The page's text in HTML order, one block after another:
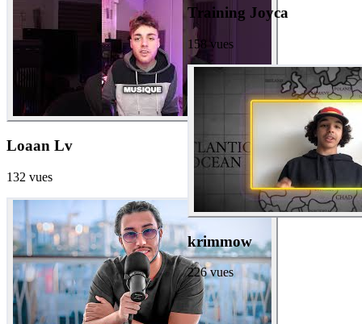
Loaan Lv
132 vues
Training Joyca
158 vues
krimmow
226 vues